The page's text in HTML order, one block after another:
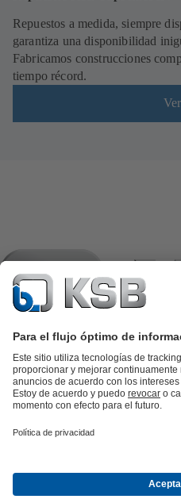
Repuestos a medida, siempre
garantiza una disponibilidad
Fabricamos construcciones
tiempo récord.
Catálogo de productos
SupremeServKSB SupremeServ: